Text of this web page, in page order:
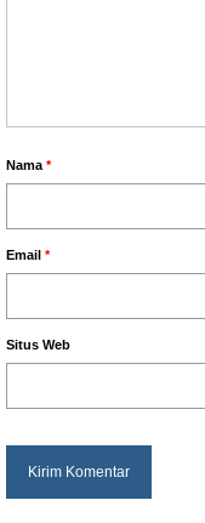
Nama *
Email *
Situs Web